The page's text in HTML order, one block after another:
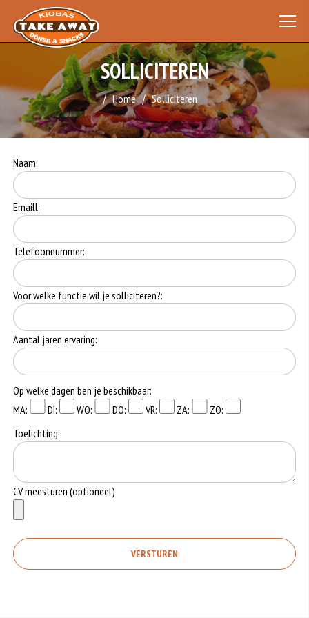
SOLLICITEREN
Home Solliciteren
Naam:
Emaill:
Telefoonnummer:
Voor welke functie wil je solliciteren?:
Aantal jaren ervaring:
Op welke dagen ben je beschikbaar:
MA:
DI: WO: DO: VR: ZA:
ZO:
Toelichting:
CV meesturen (optioneel)